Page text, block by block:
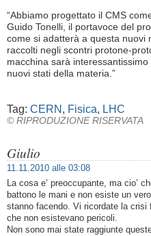
“Abbiamo progettato il CMS
Guido Tonelli, il portavoce del
come si adatterà a questa nuovi
raccolti negli scontri protone-
macchina sarà
nuovi stati della materia.”
Tag: CERN , Fisica, LHC
© RIPRODUZIONE RISERVATA
Giulio
11.11.2010 alle 03:08
La cosa e’ preoccupante, ma cio’
battono le mani e non esiste un
stanno facendo. Vi ricordate la
che non esistevano pericoli.
Non sono mai state raggiunte